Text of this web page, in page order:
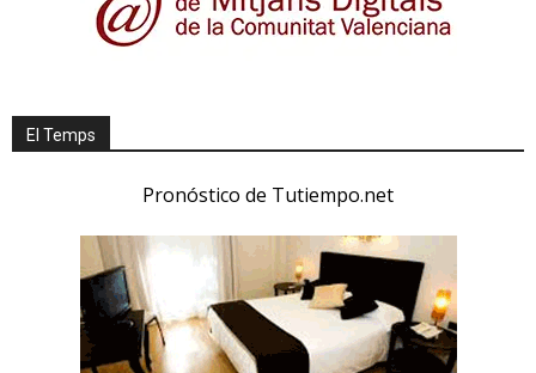
El Temps
Pronóstico de Tutiempo.net